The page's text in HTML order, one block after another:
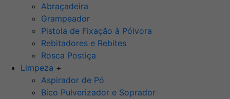
Abraçadeira
Grampeador
Pistola de Fixação à Pólvora
Rebitadores e Rebites
Rosca Postiça
Limpeza +
Aspirador de Pó
Bico Pulverizador e Soprador